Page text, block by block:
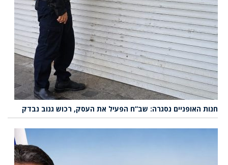
חנות האופניים נסגרה: שב”ח הפעיל את העסק, רכוש גנוב נבדק